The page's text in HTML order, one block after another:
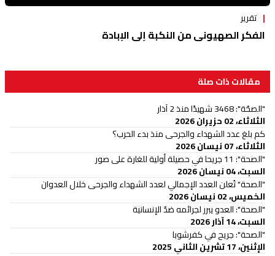
تقرير
الفكر الصهيوني من النكبة إلى الإبادة
مقالات ذات صلة
"الصحّة": 3468 شهيدًا منذ 2 آذار
الثلاثاء، 02 حزيران 2026
كم بلغ عدد الشهداء والجرحى منذ بدء الحرب؟
الثلاثاء، 07 نيسان 2026
"الصحة": 11 جريحا في حصيلة أولية للغارة على صور
السبت، 04 نيسان 2026
"الصحة" تُعلن العدد الإجمالي لعدد الشهداء والجرحى خلال العدوان
الخميس، 02 نيسان 2026
"الصحة": العدو يبرر لجرائمه ضدّ الإنسانية
السبت، 14 آذار 2026
"الصحة": جريح في كفرشوبا
الإثنين، 17 تشرين الثاني 2025